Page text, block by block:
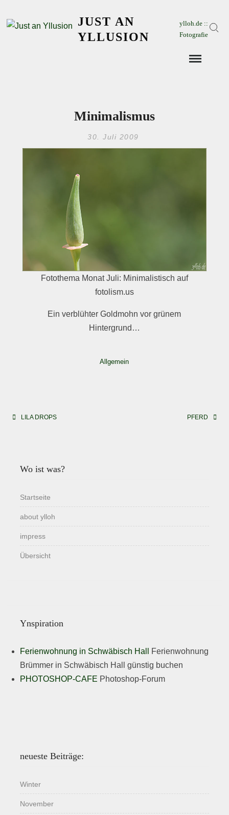
JUST AN
YLLUSION
ylloh.de ::
Fotografie
Minimalismus
30. Juli 2009
Fotothema Monat Juli: Minimalistisch auf
fotolism.us
Ein verblühter Goldmohn vor grünem
Hintergrund…
Allgemein
Beitragsnavigation
LILA DROPS PFERD
Wo ist was?
Startseite
about ylloh
impress
Übersicht
Ynspiration
Ferienwohnung in Schwäbisch Hall
Ferienwohnung
Brümmer in Schwäbisch Hall günstig buchen
PHOTOSHOP-CAFE Photoshop-Forum
neueste Beiträge:
Winter
November